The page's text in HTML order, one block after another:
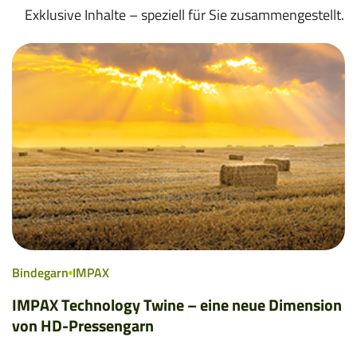
Exklusive Inhalte – speziell für Sie zusammengestellt.
Bindegarn IMPAX
IMPAX Technology Twine – eine neue Dimension
von HD-Pressengarn